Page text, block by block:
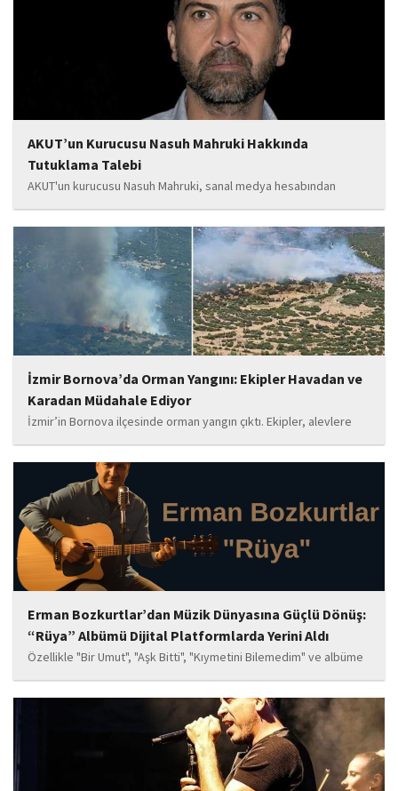
tamamlanan ve yapımı devam eden...
AKUT’un Kurucusu Nasuh Mahruki Hakkında
Tutuklama Talebi
AKUT'un kurucusu Nasuh Mahruki, sanal medya hesabından
yaptığı '15 Temmuz' paylaşımı nedeniyle 'Halkı kin ve düşmanlığa
tahrik veya aşağılama' suçundan gözaltına alındı. Mahruki,
tutuklama talebiyle Sulh Ceza Hakimliği'ne sevk edildi.
İzmir Bornova’da Orman Yangını: Ekipler Havadan ve
Karadan Müdahale Ediyor
İzmir’in Bornova ilçesinde orman yangın çıktı. Ekipler, alevlere
havadan ve karadan müdahale ediyor.
Erman Bozkurtlar’dan Müzik Dünyasına Güçlü Dönüş:
“Rüya” Albümü Dijital Platformlarda Yerini Aldı
Özellikle "Bir Umut", "Aşk Bitti", "Kıymetini Bilemedim" ve albüme
adını veren "Rüya" parçalarının kısa süre içerisinde öne çıkan
eserler arasında yer alması bekleniyor. Albüm, sanatçının önceki
çalışmalarına göre daha olgun,...